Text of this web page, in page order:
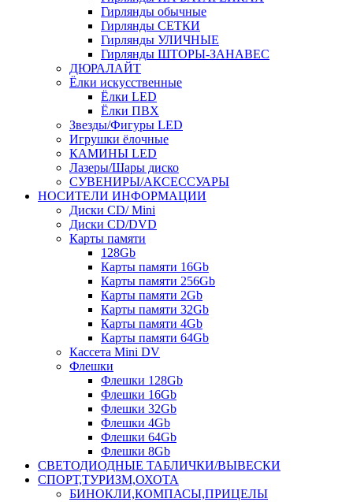
Гирлянды обычные
Гирлянды СЕТКИ
Гирлянды УЛИЧНЫЕ
Гирлянды ШТОРЫ-ЗАНАВЕС
ДЮРАЛАЙТ
Ёлки искусственные
Ёлки LED
Ёлки ПВХ
Звезды/Фигуры LED
Игрушки ёлочные
КАМИНЫ LED
Лазеры/Шары диско
СУВЕНИРЫ/АКСЕССУАРЫ
НОСИТЕЛИ ИНФОРМАЦИИ
Диски CD/ Mini
Диски CD/DVD
Карты памяти
128Gb
Карты памяти 16Gb
Карты памяти 256Gb
Карты памяти 2Gb
Карты памяти 32Gb
Карты памяти 4Gb
Карты памяти 64Gb
Кассета Mini DV
Флешки
Флешки 128Gb
Флешки 16Gb
Флешки 32Gb
Флешки 4Gb
Флешки 64Gb
Флешки 8Gb
СВЕТОДИОДНЫЕ ТАБЛИЧКИ/ВЫВЕСКИ
СПОРТ,ТУРИЗМ,ОХОТА
БИНОКЛИ,КОМПАСЫ,ПРИЦЕЛЫ